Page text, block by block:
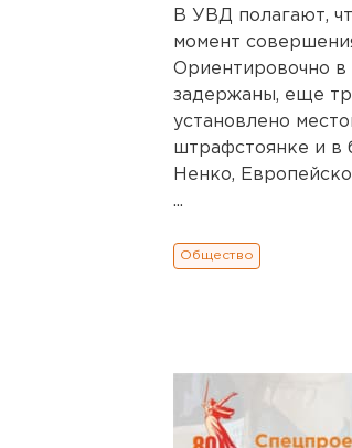
В УВД полагают,
момент
Ориентировочно в
задержаны, еще
установлено
штрафстоянке и в
Ненко,
...
Общество